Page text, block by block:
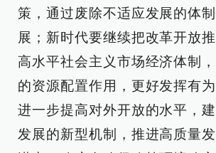
策，通过废除不适应发展的体
展；新时代要继续把改革开放
高水平社会主义市场经济体制
的资源配置作用，更好发挥有
进一步提高对外开放的水平，
发展的新型机制，推进高质量